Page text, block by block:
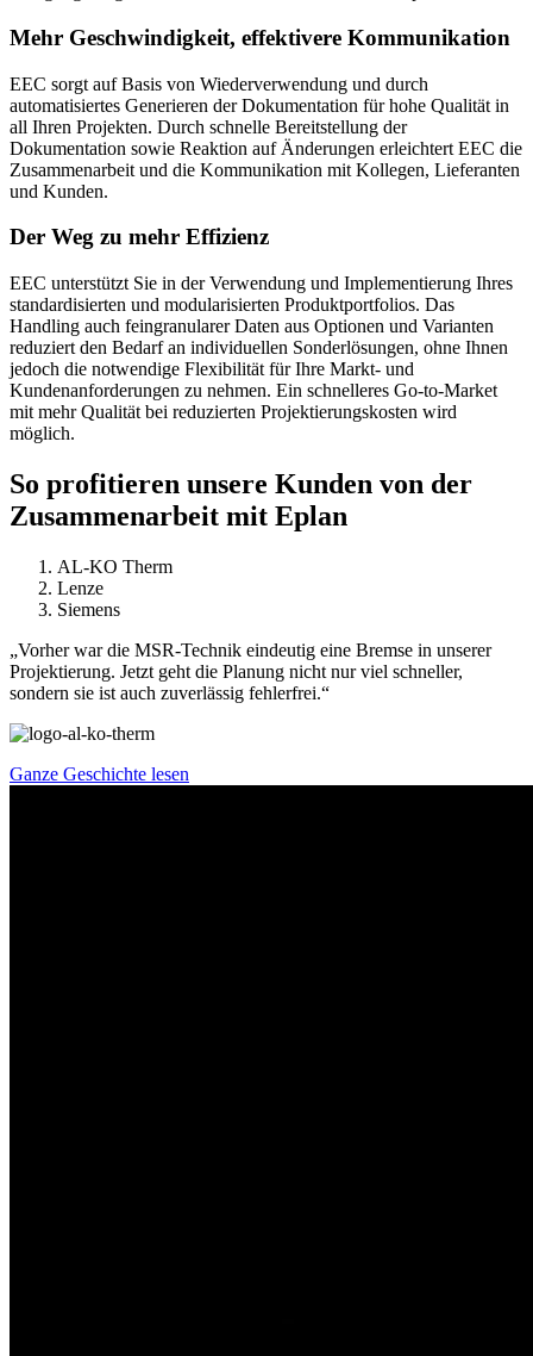
Mehr Geschwindigkeit, effektivere Kommunikation
EEC sorgt auf Basis von Wiederverwendung und durch
automatisiertes Generieren der Dokumentation für hohe Qualität in
all Ihren Projekten. Durch schnelle Bereitstellung der
Dokumentation sowie Reaktion auf Änderungen erleichtert EEC die
Zusammenarbeit und die Kommunikation mit Kollegen, Lieferanten
und Kunden.
Der Weg zu mehr Effizienz
EEC unterstützt Sie in der Verwendung und Implementierung Ihres
standardisierten und modularisierten Produktportfolios. Das
Handling auch feingranularer Daten aus Optionen und Varianten
reduziert den Bedarf an individuellen Sonderlösungen, ohne Ihnen
jedoch die notwendige Flexibilität für Ihre Markt- und
Kundenanforderungen zu nehmen. Ein schnelleres Go-to-Market
mit mehr Qualität bei reduzierten Projektierungskosten wird
möglich.
So profitieren unsere Kunden von der
Zusammenarbeit mit Eplan
AL-KO Therm
Lenze
Siemens
„Vorher war die MSR-Technik eindeutig eine Bremse in unserer
Projektierung. Jetzt geht die Planung nicht nur viel schneller,
sondern sie ist auch zuverlässig fehlerfrei.“
Ganze Geschichte lesen